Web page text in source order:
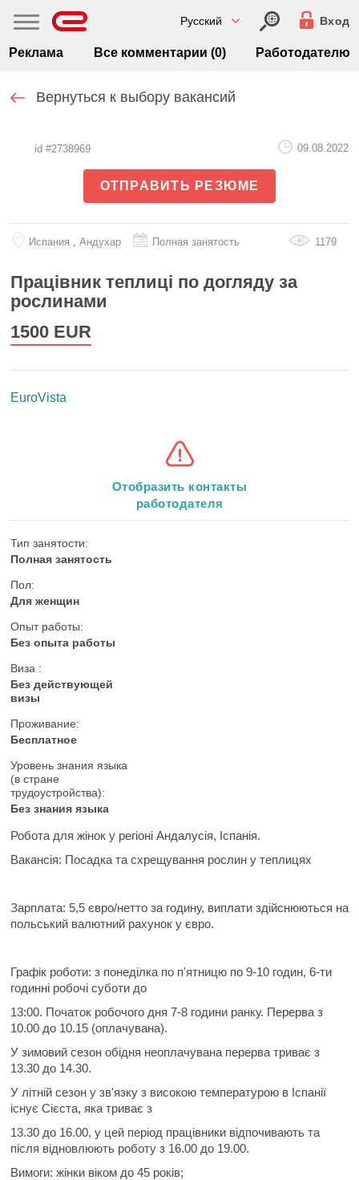
Русский Вход
Реклама Все комментарии (0) Работодателю
Вернуться к выбору вакансий
id #2738969 09.08.2022
ОТПРАВИТЬ РЕЗЮМЕ
Испания , Андухар Полная занятость 1179
Працівник теплиці по догляду за
рослинами
1500 EUR
EuroVista
Отобразить контакты
работодателя
Тип занятости:
Полная занятость
Пол:
Для женщин
Опыт работы:
Без опыта работы
Виза :
Без действующей
визы
Проживание:
Бесплатное
Уровень знания языка
(в стране
трудоустройства):
Без знания языка
Робота для жінок у регіоні Андалусія, Іспанія.
Вакансія: Посадка та схрещування рослин у теплицях
Зарплата: 5,5 євро/нетто за годину, виплати здійснюються на
польський валютний рахунок у євро.
Графік роботи: з понеділка по п'ятницю по 9-10 годин, 6-ти
годинні робочі суботи до
13:00. Початок робочого дня 7-8 години ранку. Перерва з
10.00 до 10.15 (оплачувана).
У зимовий сезон обідня неоплачувана перерва триває з
13.30 до 14.30.
У літній сезон у зв'язку з високою температурою в Іспанії
існує Сієста, яка триває з
13.30 до 16.00, у цей період працівники відпочивають та
після відновлюють роботу з 16.00 до 19.00.
Вимоги: жінки віком до 45 років;